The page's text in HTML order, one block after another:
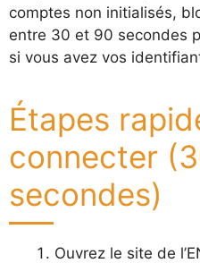
comptes non initialisés,
entre 30 et 90 secondes
si vous avez vos
Étapes
connecter
secondes)
Ouvrez le site de